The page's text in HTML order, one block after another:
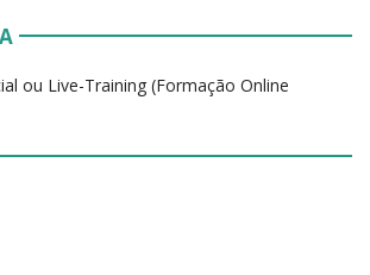
ou Live-Training (Formação Online